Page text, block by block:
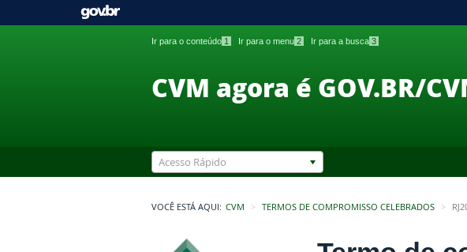
Ir para o conteúdo 1 Ir para o menu 2 Ir para a busca 3
CVM agora é GOV.BR/
Acesso Rápido
VOCÊ ESTÁ AQUI: CVM TERMOS DE COMPROMISSO CELEBRADOS